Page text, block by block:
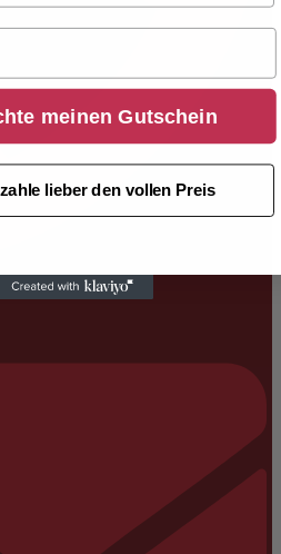
meinen Gutschein
lieber den vollen Preis